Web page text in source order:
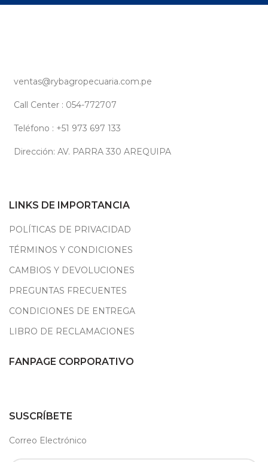
ventas@rybagropecuaria.com.pe
Call Center : 054-772707
Teléfono : +51 973 697 133
Dirección: AV. PARRA 330 AREQUIPA
LINKS DE IMPORTANCIA
POLÍTICAS DE PRIVACIDAD
TÉRMINOS Y CONDICIONES
CAMBIOS Y DEVOLUCIONES
PREGUNTAS FRECUENTES
CONDICIONES DE ENTREGA
LIBRO DE RECLAMACIONES
FANPAGE CORPORATIVO
SUSCRÍBETE
Correo Electrónico